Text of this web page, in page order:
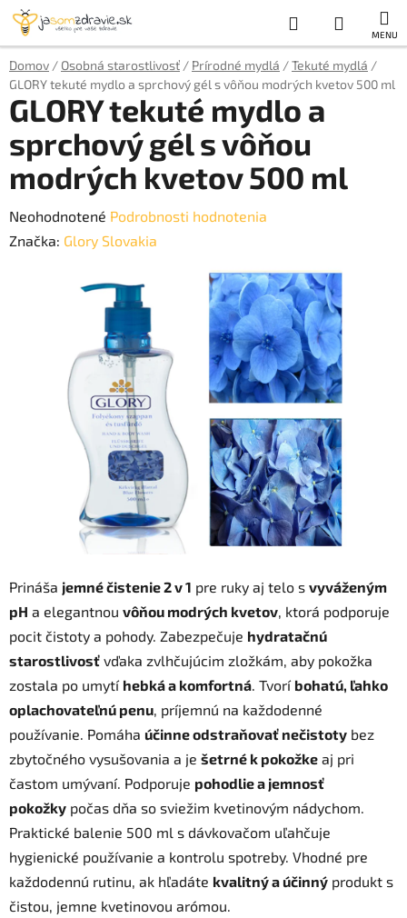
Prejsť
obsah
Hľadať
KOŠÍK
Domov / Osobná starostlivosť / Prírodné mydlá /Tekuté mydlá /
GLORY tekuté mydlo a sprchový gél s vôňou modrých kvetov 500 ml
Prináša jemné čistenie 2 v 1 pre ruky aj telo s vyváženým
pH a elegantnou vôňou modrých kvetov, ktorá podporuje
pocit čistoty a pohody. Zabezpečuje hydratačnú
starostlivosť vďaka zvlhčujúcim zložkám, aby pokožka
zostala po umytí hebká a komfortná. Tvorí bohatú, ľahko
oplachovateľnú penu, príjemnú na každodenné
používanie. Pomáha účinne odstraňovať nečistoty bez
zbytočného vysušovania a je šetrné k pokožke aj pri
častom umývaní. Podporuje pohodlie a jemnosť
pokožky počas dňa so sviežim kvetinovým nádychom.
Praktické balenie 500 ml s dávkovačom uľahčuje
hygienické používanie a kontrolu spotreby. Vhodné pre
každodennú rutinu, ak hľadáte kvalitný a účinný produkt s
čistou, jemne kvetinovou arómou.
GLORY tekuté mydlo a
sprchový gél s vôňou
modrých kvetov 500 ml
Priemerné
hodnotenie
hviezdičiek.
Neohodnotené Podrobnosti hodnotenia
Značka: Glory Slovakia